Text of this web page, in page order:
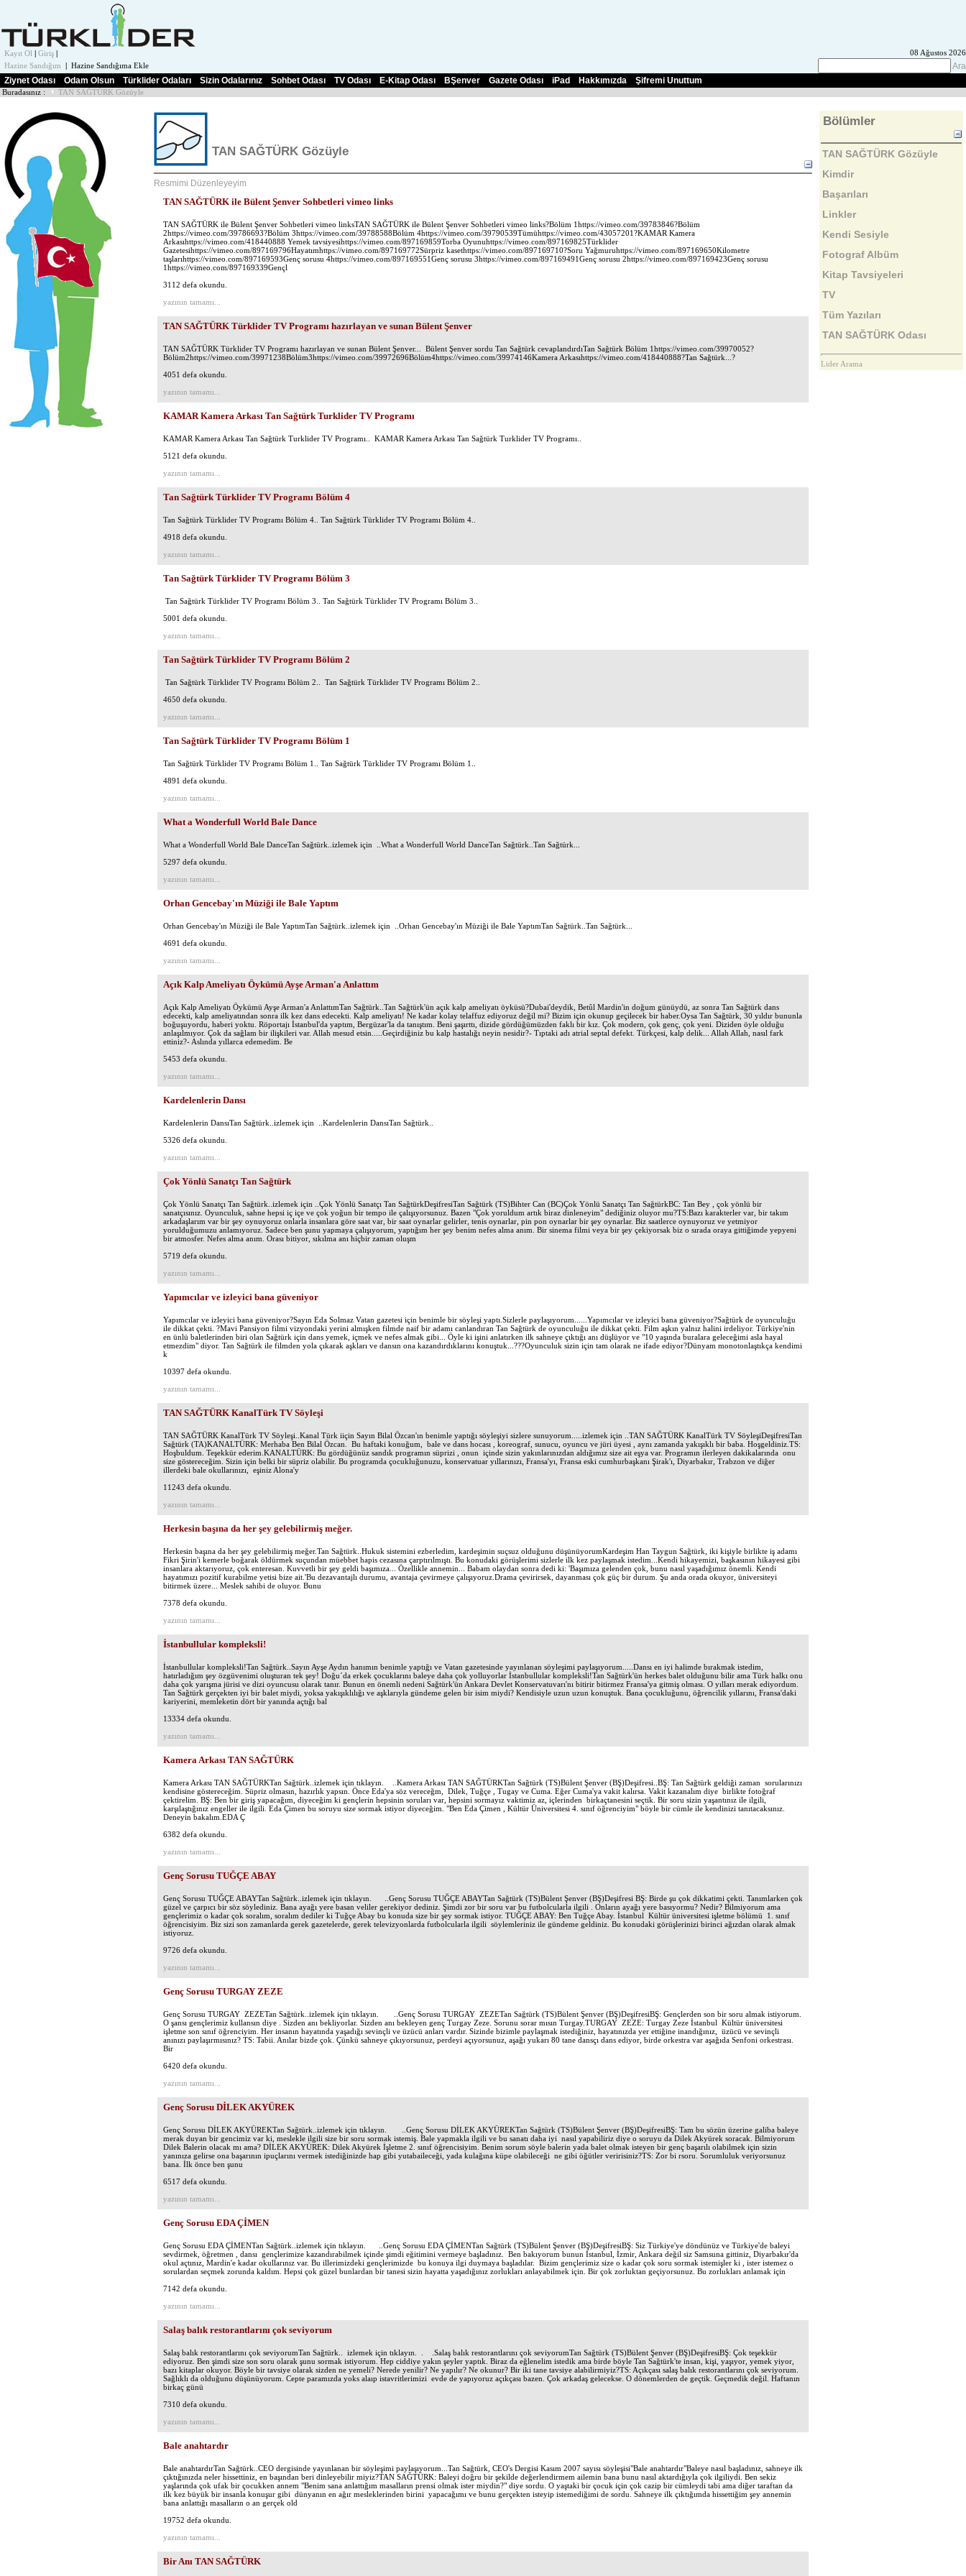
Kayıt Ol Giriş
08 Ağustos 2026
Hazine Sandığım
Hazine Sandığıma Ekle
Ara
Ziynet Odası
Odam Olsun Türklider Odaları Sizin Odalarınız Sohbet Odası TV Odası E-Kitap Odası BŞenver Gazete Odası iPad Hakkımızda Şifremi Unuttum
Buradasınız : TAN SAĞTÜRK Gözüyle
TAN SAĞTÜRK Gözüyle
Resmimi Düzenleyeyim
TAN SAĞTÜRK ile Bülent Şenver Sohbetleri vimeo links
TAN SAĞTÜRK ile Bülent Şenver Sohbetleri vimeo linksTAN SAĞTÜRK ile Bülent Şenver Sohbetleri vimeo links?Bölüm 1https://vimeo.com/39783846?Bölüm
2https://vimeo.com/39786693?Bölüm 3https://vimeo.com/39788588Bölüm 4https://vimeo.com/39790539Tümühttps://vimeo.com/43057201?KAMAR Kamera
Arkasıhttps://vimeo.com/418440888 Yemek tavsiyesihttps://vimeo.com/897169859Torba Oyunuhttps://vimeo.com/897169825Türklider
Gazetesihttps://vimeo.com/897169796Hayatımhttps://vimeo.com/897169772Sürpriz kasethttps://vimeo.com/897169710?Soru Yağmuruhttps://vimeo.com/897169650Kilometre
taşlarıhttps://vimeo.com/897169593Genç sorusu 4https://vimeo.com/897169551Genç sorusu 3https://vimeo.com/897169491Genç sorusu 2https://vimeo.com/897169423Genç sorusu
1https://vimeo.com/897169339Gençl
3112 defa okundu.
yazının tamamı...
TAN SAĞTÜRK Türklider TV Programı hazırlayan ve sunan Bülent Şenver
TAN SAĞTÜRK Türklider TV Programı hazırlayan ve sunan Bülent Şenver... Bülent Şenver sordu Tan Sağtürk cevaplandırdıTan Sağtürk Bölüm 1https://vimeo.com/39970052?
Bölüm2https://vimeo.com/39971238Bölüm3https://vimeo.com/39972696Bölüm4https://vimeo.com/39974146Kamera Arkasıhttps://vimeo.com/418440888?Tan Sağtürk...?
4051 defa okundu.
yazının tamamı...
KAMAR Kamera Arkası Tan Sağtürk Turklider TV Programı
KAMAR Kamera Arkası Tan Sağtürk Turklider TV Programı.. KAMAR Kamera Arkası Tan Sağtürk Turklider TV Programı..
5121 defa okundu.
yazının tamamı...
Tan Sağtürk Türklider TV Programı Bölüm 4
Tan Sağtürk Türklider TV Programı Bölüm 4.. Tan Sağtürk Türklider TV Programı Bölüm 4..
4918 defa okundu.
yazının tamamı...
Tan Sağtürk Türklider TV Programı Bölüm 3
Tan Sağtürk Türklider TV Programı Bölüm 3.. Tan Sağtürk Türklider TV Programı Bölüm 3..
5001 defa okundu.
yazının tamamı...
Tan Sağtürk Türklider TV Programı Bölüm 2
Tan Sağtürk Türklider TV Programı Bölüm 2.. Tan Sağtürk Türklider TV Programı Bölüm 2..
4650 defa okundu.
yazının tamamı...
Tan Sağtürk Türklider TV Programı Bölüm 1
Tan Sağtürk Türklider TV Programı Bölüm 1.. Tan Sağtürk Türklider TV Programı Bölüm 1..
4891 defa okundu.
yazının tamamı...
What a Wonderfull World Bale Dance
What a Wonderfull World Bale DanceTan Sağtürk..izlemek için ..What a Wonderfull World DanceTan Sağtürk..Tan Sağtürk...
5297 defa okundu.
yazının tamamı...
Orhan Gencebay'ın Müziği ile Bale Yaptım
Orhan Gencebay'ın Müziği ile Bale YaptımTan Sağtürk..izlemek için ..Orhan Gencebay'ın Müziği ile Bale YaptımTan Sağtürk..Tan Sağtürk...
4691 defa okundu.
yazının tamamı...
Açık Kalp Ameliyatı Öykümü Ayşe Arman'a Anlattım
Açık Kalp Ameliyatı Öykümü Ayşe Arman'a AnlattımTan Sağtürk..Tan Sağtürk'ün açık kalp ameliyatı öyküsü?Dubai'deydik, Betûl Mardin'in doğum günüydü, az sonra Tan Sağtürk dans
edecekti, kalp ameliyatından sonra ilk kez dans edecekti. Kalp ameliyatı! Ne kadar kolay telaffuz ediyoruz değil mi? Bizim için okunup geçilecek bir haber.Oysa Tan Sağtürk, 30 yıldır bununla
boğuşuyordu, haberi yoktu. Röportajı İstanbul'da yaptım, Bergüzar'la da tanıştım. Beni şaşırttı, dizide gördüğümüzden faklı bir kız. Çok modern, çok genç, çok yeni. Diziden öyle olduğu
anlaşılmıyor. Çok da sağlam bir ilişkileri var. Allah mesud etsin.....Geçirdiğiniz bu kalp hastalığı neyin nesidir?- Tıptaki adı atrial septal defekt. Türkçesi, kalp delik... Allah Allah, nasıl fark
ettiniz?- Aslında yıllarca edemedim. Be
5453 defa okundu.
yazının tamamı...
Kardelenlerin Dansı
Kardelenlerin DansıTan Sağtürk..izlemek için ..Kardelenlerin DansıTan Sağtürk..
5326 defa okundu.
yazının tamamı...
Çok Yönlü Sanatçı Tan Sağtürk
Çok Yönlü Sanatçı Tan Sağtürk..izlemek için ..Çok Yönlü Sanatçı Tan SağtürkDeşifresiTan Sağtürk (TS)Bihter Can (BC)Çok Yönlü Sanatçı Tan SağtürkBC: Tan Bey , çok yönlü bir
sanatçısınız. Oyunculuk, sahne hepsi iç içe ve çok yoğun bir tempo ile çalışıyorsunuz. Bazen "Çok yoruldum artık biraz dinleneyim" dediğiniz oluyor mu?TS:Bazı karakterler var, bir takım
arkadaşlarım var bir şey oynuyoruz onlarla insanlara göre saat var, bir saat oynarlar gelirler, tenis oynarlar, pin pon oynarlar bir şey oynarlar. Biz saatlerce oynuyoruz ve yetmiyor
yorulduğumuzu anlamıyoruz. Sadece ben şunu yapmaya çalışıyorum, yaptığım her şey benim nefes alma anım. Bir sinema filmi veya bir şey çekiyorsak biz o sırada oraya gittiğimde yepyeni
bir atmosfer. Nefes alma anım. Orası bitiyor, sıkılma anı hiçbir zaman oluşm
5719 defa okundu.
yazının tamamı...
Yapımcılar ve izleyici bana güveniyor
Yapımcılar ve izleyici bana güveniyor?Sayın Eda Solmaz Vatan gazetesi için benimle bir söyleşi yaptı.Sizlerle paylaşıyorum......Yapımcılar ve izleyici bana güveniyor?Sağtürk de oyunculuğu
ile dikkat çekti. ?Mavi Pansiyon filmi vizyondaki yerini almışken filmde naif bir adamı canlandıran Tan Sağtürk de oyunculuğu ile dikkat çekti. Film aşkın yalnız halini irdeliyor. Türkiye'nin
en ünlü baletlerinden biri olan Sağtürk için dans yemek, içmek ve nefes almak gibi... Öyle ki işini anlatırken ilk sahneye çıktığı anı düşlüyor ve "10 yaşında buralara geleceğimi asla hayal
etmezdim" diyor. Tan Sağtürk ile filmden yola çıkarak aşkları ve dansın ona kazandırdıklarını konuştuk...???Oyunculuk sizin için tam olarak ne ifade ediyor?Dünyam monotonlaştıkça kendimi
k
10397 defa okundu.
yazının tamamı...
TAN SAĞTÜRK KanalTürk TV Söyleşi
TAN SAĞTÜRK KanalTürk TV Söyleşi..Kanal Türk iiçin Sayın Bilal Özcan'ın benimle yaptığı söyleşiyi sizlere sunuyorum.....izlemek için ..TAN SAĞTÜRK KanalTürk TV SöyleşiDeşifresiTan
Sağtürk (TA)KANALTÜRK: Merhaba Ben Bilal Özcan. Bu haftaki konuğum, bale ve dans hocası , koreograf, sunucu, oyuncu ve jüri üyesi , aynı zamanda yakışıklı bir baba. Hoşgeldiniz.TS:
Hoşbuldum. Teşekkür ederim.KANALTÜRK: Bu gördüğünüz sandık programın süprizi , onun içinde sizin yakınlarınızdan aldığımız size ait eşya var. Programın ilerleyen dakikalarında onu
size göstereceğim. Sizin için belki bir süpriz olabilir. Bu programda çocukluğunuzu, konservatuar yıllarınızı, Fransa'yı, Fransa eski cumhurbaşkanı Şirak'ı, Diyarbakır, Trabzon ve diğer
illerdeki bale okullarınızı, eşiniz Alona'y
11243 defa okundu.
yazının tamamı...
Herkesin başına da her şey gelebilirmiş meğer.
Herkesin başına da her şey gelebilirmiş meğer.Tan Sağtürk..Hukuk sistemini ezberledim, kardeşimin suçsuz olduğunu düşünüyorumKardeşim Han Taygun Sağtürk, iki kişiyle birlikte iş adamı
Fikri Şirin'i kemerle boğarak öldürmek suçundan müebbet hapis cezasına çarptırılmıştı. Bu konudaki görüşlerimi sizlerle ilk kez paylaşmak istedim...Kendi hikayemizi, başkasının hikayesi gibi
insanlara aktarıyoruz, çok enteresan. Kuvvetli bir şey geldi başımıza... Özellikle annemin... Babam olaydan sonra dedi ki: 'Başımıza gelenden çok, bunu nasıl yaşadığımız önemli. Kendi
hayatımızı pozitif kurabilme yetisi bize ait.'Bu dezavantajlı durumu, avantaja çevirmeye çalışıyoruz.Drama çevirirsek, dayanması çok güç bir durum. Şu anda orada okuyor, üniversiteyi
bitirmek üzere... Meslek sahibi de oluyor. Bunu
7378 defa okundu.
yazının tamamı...
İstanbullular kompleksli!
İstanbullular kompleksli!Tan Sağtürk..Sayın Ayşe Aydın hanımın benimle yaptığı ve Vatan gazetesinde yayınlanan söyleşimi paylaşıyorum.....Dansı en iyi halimde bırakmak istedim,
hatırladığım şey özgüvenimi oluşturan tek şey! Doğu´da erkek çocuklarını baleye daha çok yolluyorlar İstanbullular kompleksli!Tan Sağtürk'ün herkes balet olduğunu bilir ama Türk halkı onu
daha çok yarışma jürisi ve dizi oyuncusu olarak tanır. Bunun en önemli nedeni Sağtürk'ün Ankara Devlet Konservatuvarı'nı bitirir bitirmez Fransa'ya gitmiş olması. O yılları merak ediyordum.
Tan Sağtürk gerçekten iyi bir balet miydi, yoksa yakışıklılığı ve aşklarıyla gündeme gelen bir isim miydi? Kendisiyle uzun uzun konuştuk. Bana çocukluğunu, öğrencilik yıllarını, Fransa'daki
kariyerini, memleketin dört bir yanında açtığı bal
13334 defa okundu.
yazının tamamı...
Kamera Arkası TAN SAĞTÜRK
Kamera Arkası TAN SAĞTÜRKTan Sağtürk..izlemek için tıklayın. ..Kamera Arkası TAN SAĞTÜRKTan Sağtürk (TS)Bülent Şenver (BŞ)Deşifresi..BŞ: Tan Sağtürk geldiği zaman sorularınızı
kendisine göstereceğim. Süpriz olmasın, hazırlık yapsın. Önce Eda'ya söz vereceğm, Dilek, Tuğçe , Tugay ve Cuma. Eğer Cuma'ya vakit kalırsa. Vakit kazanalım diye birlikte fotoğraf
çektirelim. BŞ: Ben bir giriş yapacağım, diyeceğim ki gençlerin hepsinin soruları var, hepsini sormayız vaktimiz az, içlerinden birkaçtanesini seçtik. Bir soru sizin yaşantınız ile ilgili,
karşılaştığınız engeller ile ilgili. Eda Çimen bu soruyu size sormak istiyor diyeceğim. "Ben Eda Çimen , Kültür Üniversitesi 4. sınıf öğrenciyim" böyle bir cümle ile kendinizi tanıtacaksınız.
Deneyin bakalım.EDA Ç
6382 defa okundu.
yazının tamamı...
Genç Sorusu TUĞÇE ABAY
Genç Sorusu TUĞÇE ABAYTan Sağtürk..izlemek için tıklayın. ..Genç Sorusu TUĞÇE ABAYTan Sağtürk (TS)Bülent Şenver (BŞ)Deşifresi BŞ: Birde şu çok dikkatimi çekti. Tanımlarken çok
güzel ve çarpıcı bir söz söylediniz. Bana ayağı yere basan veliler gerekiyor dediniz. Şimdi zor bir soru var bu futbolcularla ilgili . Onların ayağı yere basıyormu? Nedir? Bilmiyorum ama
gençlerimiz o kadar çok soralım, soralım dediler ki Tuğçe Abay bu konuda size bir şey sormak istiyor. TUĞÇE ABAY: Ben Tuğçe Abay. İstanbul Kültür üniversitesi işletme bölümü 1. sınıf
öğrencisiyim. Biz sizi son zamanlarda gerek gazetelerde, gerek televizyonlarda futbolcularla ilgili söylemleriniz ile gündeme geldiniz. Bu konudaki görüşlerinizi birinci ağızdan olarak almak
istiyoruz.
9726 defa okundu.
yazının tamamı...
Genç Sorusu TURGAY ZEZE
Genç Sorusu TURGAY ZEZETan Sağtürk..izlemek için tıklayın. ..Genç Sorusu TURGAY ZEZETan Sağtürk (TS)Bülent Şenver (BŞ)DeşifresiBŞ: Gençlerden son bir soru almak istiyorum.
O şansı gençlerimiz kullansın diye . Sizden anı bekliyorlar. Sizden anı bekleyen genç Turgay Zeze. Sorunu sorar mısın Turgay.TURGAY ZEZE: Turgay Zeze İstanbul Kültür üniversitesi
işletme son sınıf öğrenciyim. Her insanın hayatında yaşadığı sevinçli ve üzücü anları vardır. Sizinde bizimle paylaşmak istediğiniz, hayatınızda yer ettiğine inandığınız, üzücü ve sevinçli
anınızı paylaşırmısınız? TS: Tabii. Anılar bizde çok. Çünkü sahneye çıkıyorsunuz, perdeyi açıyorsunuz, aşağı yukarı 80 tane dansçı dans ediyor, birde orkestra var aşağıda Senfoni orkestrası.
Bir
6420 defa okundu.
yazının tamamı...
Genç Sorusu DİLEK AKYÜREK
Genç Sorusu DİLEK AKYÜREKTan Sağtürk..izlemek için tıklayın. ..Genç Sorusu DİLEK AKYÜREKTan Sağtürk (TS)Bülent Şenver (BŞ)DeşifresiBŞ: Tam bu sözün üzerine galiba baleye
merak duyan bir gencimiz var ki, meslekle ilgili size bir soru sormak istemiş. Bale yapmakla ilgili ve bu sanatı daha iyi nasıl yapabiliriz diye o soruyu da Dilek Akyürek soracak. Bilmiyorum
Dilek Balerin olacak mı ama? DİLEK AKYÜREK: Dilek Akyürek İşletme 2. sınıf öğrencisiyim. Benim sorum söyle balerin yada balet olmak isteyen bir genç başarılı olabilmek için sizin
yanınıza gelirse ona başarının ipuçlarını vermek istediğinizde hap gibi yutabaileceği, yada kulağına küpe olabileceği ne gibi öğütler veririsiniz?TS: Zor bi rsoru. Sorumluluk veriyorsunuz
bana. İlk önce ben şunu
6517 defa okundu.
yazının tamamı...
Genç Sorusu EDA ÇİMEN
Genç Sorusu EDA ÇİMENTan Sağtürk..izlemek için tıklayın. ..Genç Sorusu EDA ÇİMENTan Sağtürk (TS)Bülent Şenver (BŞ)DeşifresiBŞ: Siz Türkiye'ye döndünüz ve Türkiye'de baleyi
sevdirmek, öğretmen , dansı gençlerimize kazandırabilmek içinde şimdi eğitimini vermeye başladınız. Ben bakıyorum bunun İstanbul, İzmir, Ankara değil siz Samsuna gittiniz, Diyarbakır'da
okul açtınız, Mardin'e kadar okullarınız var. Bu illerimizdeki gençlerimizde bu konuya ilgi duymaya başladılar. Bizim gençlerimiz size o kadar çok soru sormak istemişler ki , ister istemez o
sorulardan seçmek zorunda kaldım. Hepsi çok güzel bunlardan bir tanesi sizin hayatta yaşadığınız zorlukları anlayabilmek için. Bir çok zorluktan geçiyorsunuz. Bu zorlukları anlamak için
7142 defa okundu.
yazının tamamı...
Salaş balık restorantlarını çok seviyorum
Salaş balık restorantlarını çok seviyorumTan Sağtürk.. izlemek için tıklayın. . .Salaş balık restorantlarını çok seviyorumTan Sağtürk (TS)Bülent Şenver (BŞ)DeşifresiBŞ: Çok teşekkür
ediyoruz. Ben şimdi size son soru olarak şunu sormak istiyorum. Hep ciddiye yakın şeyler yaptık. Biraz da eğlenelim istedik ama birde böyle Tan Sağtürk'te insan, kişi, yaşıyor, yemek yiyor,
bazı kitaplar okuyor. Böyle bir tavsiye olarak sizden ne yemeli? Nerede yenilir? Ne yapılır? Ne okunur? Bir iki tane tavsiye alabilirmiyiz?TS: Açıkçası salaş balık restorantlarını çok seviyorum.
Sağlıklı da olduğunu düşünüyorum. Cepte paramızda yoks alaıp istavritlerimizi evde de yapıyoruz açıkçası bazen. Çok arkadaş gelecekse. O dönemlerden de geçtik. Geçmedik değil. Haftanın
birkaç günü
7310 defa okundu.
yazının tamamı...
Bale anahtardır
Bale anahtardırTan Sağtürk..CEO dergisinde yayınlanan bir söyleşimi paylaşıyorum...Tan Sağtürk, CEO's Dergisi Kasım 2007 sayısı söyleşisi"Bale anahtardır"Baleye nasıl başladınız, sahneye ilk
çıktığınızda neler hissettiniz, en başından beri dinleyebilir miyiz?TAN SAĞTÜRK: Baleyi doğru bir şekilde değerlendirmem ailemin bana bunu nasıl aktardığıyla çok ilgiliydi. Ben sekiz
yaşlarında çok ufak bir çocukken annem "Benim sana anlattığım masalların prensi olmak ister miydin?" diye sordu. O yaştaki bir çocuk için çok cazip bir cümleydi tabi ama diğer taraftan da
ilk kez büyük bir insanla konuşur gibi dünyanın en ağır mesleklerinden birini yapacağımı ve bunu gerçekten isteyip istemediğimi de sordu. Sahneye ilk çıktığımda hissettiğim şey annemin
bana anlattığı masalların o an gerçek old
19752 defa okundu.
yazının tamamı...
Bir Anı TAN SAĞTÜRK
Bölümler
TAN SAĞTÜRK Gözüyle
Kimdir
Başarıları
Linkler
Kendi Sesiyle
Fotograf Albüm
Kitap Tavsiyeleri
TV
Tüm Yazıları
TAN SAĞTÜRK Odası
Lider Arama